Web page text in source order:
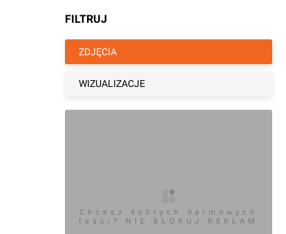
FILTRUJ
ZDJĘCIA
WIZUALIZACJE
Chcesz dobrych darmowych
teści? NIE BLOKUJ REKLAM